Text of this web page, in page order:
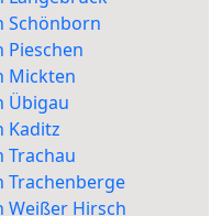
Schönborn
Pieschen
Mickten
Übigau
Kaditz
Trachau
Trachenberge
Weißer Hirsch